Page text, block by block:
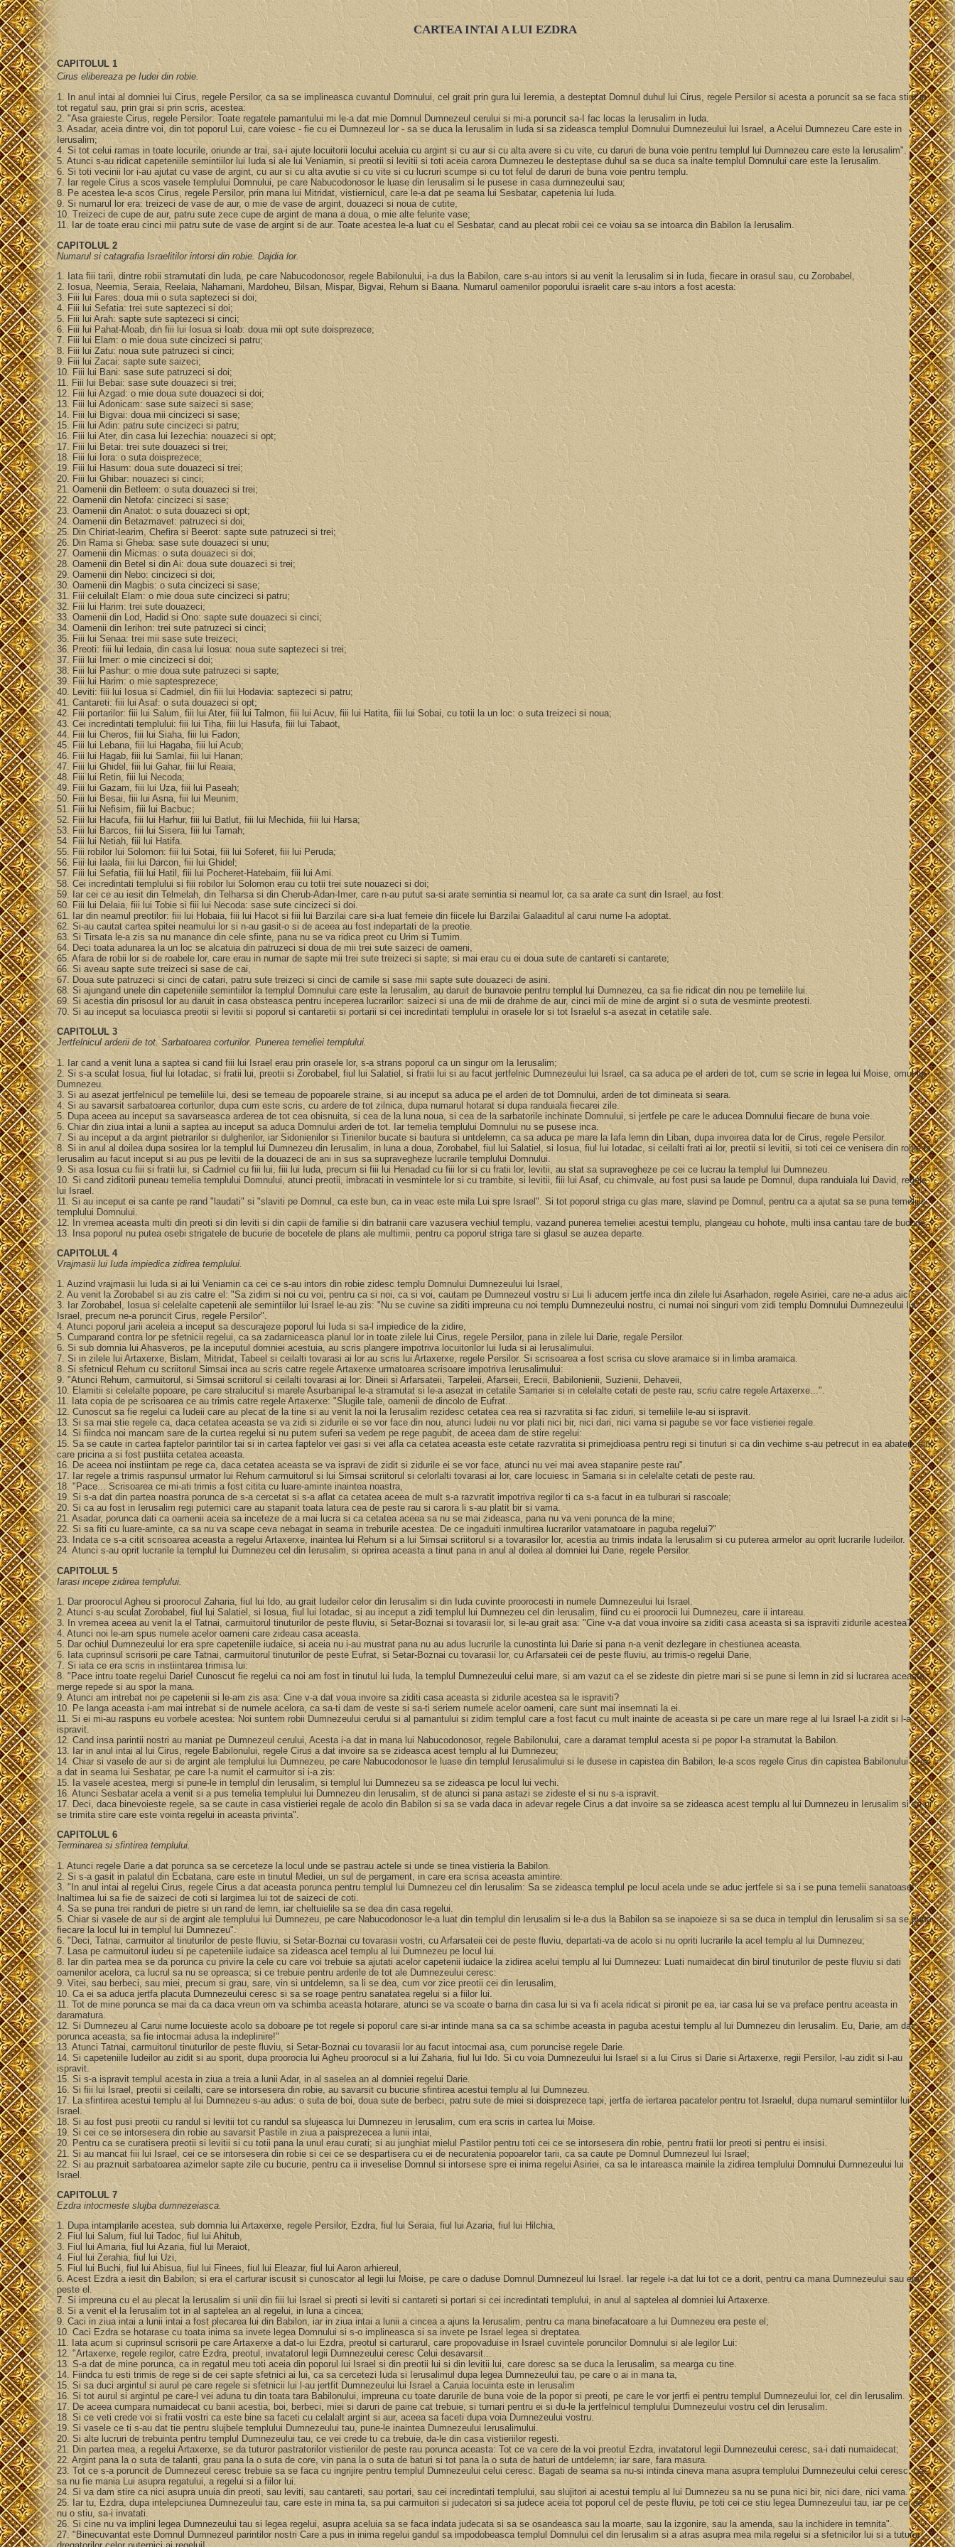
CARTEA INTAI A LUI EZDRA
CAPITOLUL 1
Cirus elibereaza pe Iudei din robie.
1. In anul intai al domniei lui Cirus, regele Persilor, ca sa se implineasca cuvantul Domnului, cel grait prin gura lui Ieremia, a desteptat Domnul duhul lui Cirus, regele Persilor si acesta a poruncit sa se faca stiut in
tot regatul sau, prin grai si prin scris, acestea:
2. "Asa graieste Cirus, regele Persilor: Toate regatele pamantului mi le-a dat mie Domnul Dumnezeul cerului si mi-a poruncit sa-I fac locas la Ierusalim in Iuda.
3. Asadar, aceia dintre voi, din tot poporul Lui, care voiesc - fie cu ei Dumnezeul lor - sa se duca la Ierusalim in Iuda si sa zideasca templul Domnului Dumnezeului lui Israel, a Acelui Dumnezeu Care este in
Ierusalim;
4. Si tot celui ramas in toate locurile, oriunde ar trai, sa-i ajute locuitorii locului aceluia cu argint si cu aur si cu alta avere si cu vite, cu daruri de buna voie pentru templul lui Dumnezeu care este la Ierusalim".
5. Atunci s-au ridicat capeteniile semintiilor lui Iuda si ale lui Veniamin, si preotii si levitii si toti aceia carora Dumnezeu le desteptase duhul sa se duca sa inalte templul Domnului care este la Ierusalim.
6. Si toti vecinii lor i-au ajutat cu vase de argint, cu aur si cu alta avutie si cu vite si cu lucruri scumpe si cu tot felul de daruri de buna voie pentru templu.
7. Iar regele Cirus a scos vasele templului Domnului, pe care Nabucodonosor le luase din Ierusalim si le pusese in casa dumnezeului sau;
8. Pe acestea le-a scos Cirus, regele Persilor, prin mana lui Mitridat, vistiernicul, care le-a dat pe seama lui Sesbatar, capetenia lui Iuda.
9. Si numarul lor era: treizeci de vase de aur, o mie de vase de argint, douazeci si noua de cutite,
10. Treizeci de cupe de aur, patru sute zece cupe de argint de mana a doua, o mie alte felurite vase;
11. Iar de toate erau cinci mii patru sute de vase de argint si de aur. Toate acestea le-a luat cu el Sesbatar, cand au plecat robii cei ce voiau sa se intoarca din Babilon la Ierusalim.
CAPITOLUL 2
Numarul si catagrafia Israelitilor intorsi din robie. Dajdia lor.
1. Iata fiii tarii, dintre robii stramutati din Iuda, pe care Nabucodonosor, regele Babilonului, i-a dus la Babilon, care s-au intors si au venit la Ierusalim si in Iuda, fiecare in orasul sau, cu Zorobabel,
2. Iosua, Neemia, Seraia, Reelaia, Nahamani, Mardoheu, Bilsan, Mispar, Bigvai, Rehum si Baana. Numarul oamenilor poporului israelit care s-au intors a fost acesta:
3. Fiii lui Fares: doua mii o suta saptezeci si doi;
4. Fiii lui Sefatia: trei sute saptezeci si doi;
5. Fiii lui Arah: sapte sute saptezeci si cinci;
6. Fiii lui Pahat-Moab, din fiii lui Iosua si Ioab: doua mii opt sute doisprezece;
7. Fiii lui Elam: o mie doua sute cincizeci si patru;
8. Fiii lui Zatu: noua sute patruzeci si cinci;
9. Fiii lui Zacai: sapte sute saizeci;
10. Fiii lui Bani: sase sute patruzeci si doi;
11. Fiii lui Bebai: sase sute douazeci si trei;
12. Fiii lui Azgad: o mie doua sute douazeci si doi;
13. Fiii lui Adonicam: sase sute saizeci si sase;
14. Fiii lui Bigvai: doua mii cincizeci si sase;
15. Fiii lui Adin: patru sute cincizeci si patru;
16. Fiii lui Ater, din casa lui Iezechia: nouazeci si opt;
17. Fiii lui Betai: trei sute douazeci si trei;
18. Fiii lui Iora: o suta doisprezece;
19. Fiii lui Hasum: doua sute douazeci si trei;
20. Fiii lui Ghibar: nouazeci si cinci;
21. Oamenii din Betleem: o suta douazeci si trei;
22. Oamenii din Netofa: cincizeci si sase;
23. Oamenii din Anatot: o suta douazeci si opt;
24. Oamenii din Betazmavet: patruzeci si doi;
25. Din Chiriat-Iearim, Chefira si Beerot: sapte sute patruzeci si trei;
26. Din Rama si Gheba: sase sute douazeci si unu;
27. Oamenii din Micmas: o suta douazeci si doi;
28. Oamenii din Betel si din Ai: doua sute douazeci si trei;
29. Oamenii din Nebo: cincizeci si doi;
30. Oamenii din Magbis: o suta cincizeci si sase;
31. Fiii celuilalt Elam: o mie doua sute cincizeci si patru;
32. Fiii lui Harim: trei sute douazeci;
33. Oamenii din Lod, Hadid si Ono: sapte sute douazeci si cinci;
34. Oamenii din Ierihon: trei sute patruzeci si cinci;
35. Fiii lui Senaa: trei mii sase sute treizeci;
36. Preoti: fiii lui Iedaia, din casa lui Iosua: noua sute saptezeci si trei;
37. Fiii lui Imer: o mie cincizeci si doi;
38. Fiii lui Pashur: o mie doua sute patruzeci si sapte;
39. Fiii lui Harim: o mie saptesprezece;
40. Leviti: fiii lui Iosua si Cadmiel, din fiii lui Hodavia: saptezeci si patru;
41. Cantareti: fiii lui Asaf: o suta douazeci si opt;
42. Fiii portarilor: fiii lui Salum, fiii lui Ater, fiii lui Talmon, fiii lui Acuv, fiii lui Hatita, fiii lui Sobai, cu totii la un loc: o suta treizeci si noua;
43. Cei incredintati templului: fiii lui Tiha, fiii lui Hasufa, fiii lui Tabaot,
44. Fiii lui Cheros, fiii lui Siaha, fiii lui Fadon;
45. Fiii lui Lebana, fiii lui Hagaba, fiii lui Acub;
46. Fiii lui Hagab, fiii lui Samlai, fiii lui Hanan;
47. Fiii lui Ghidel, fiii lui Gahar, fiii lui Reaia;
48. Fiii lui Retin, fiii lui Necoda;
49. Fiii lui Gazam, fiii lui Uza, fiii lui Paseah;
50. Fiii lui Besai, fiii lui Asna, fiii lui Meunim;
51. Fiii lui Nefisim, fiii lui Bacbuc;
52. Fiii lui Hacufa, fiii lui Harhur, fiii lui Batlut, fiii lui Mechida, fiii lui Harsa;
53. Fiii lui Barcos, fiii lui Sisera, fiii lui Tamah;
54. Fiii lui Netiah, fiii lui Hatifa.
55. Fiii robilor lui Solomon: fiii lui Sotai, fiii lui Soferet, fiii lui Peruda;
56. Fiii lui Iaala, fiii lui Darcon, fiii lui Ghidel;
57. Fiii lui Sefatia, fiii lui Hatil, fiii lui Pocheret-Hatebaim, fiii lui Ami.
58. Cei incredintati templului si fiii robilor lui Solomon erau cu totii trei sute nouazeci si doi;
59. Iar cei ce au iesit din Telmelah, din Telharsa si din Cherub-Adan-Imer, care n-au putut sa-si arate semintia si neamul lor, ca sa arate ca sunt din Israel, au fost:
60. Fiii lui Delaia, fiii lui Tobie si fiii lui Necoda: sase sute cincizeci si doi.
61. Iar din neamul preotilor: fiii lui Hobaia, fiii lui Hacot si fiii lui Barzilai care si-a luat femeie din fiicele lui Barzilai Galaaditul al carui nume l-a adoptat.
62. Si-au cautat cartea spitei neamului lor si n-au gasit-o si de aceea au fost indepartati de la preotie.
63. Si Tirsata le-a zis sa nu manance din cele sfinte, pana nu se va ridica preot cu Urim si Tumim.
64. Deci toata adunarea la un loc se alcatuia din patruzeci si doua de mii trei sute saizeci de oameni,
65. Afara de robii lor si de roabele lor, care erau in numar de sapte mii trei sute treizeci si sapte; si mai erau cu ei doua sute de cantareti si cantarete;
66. Si aveau sapte sute treizeci si sase de cai,
67. Doua sute patruzeci si cinci de catari, patru sute treizeci si cinci de camile si sase mii sapte sute douazeci de asini.
68. Si ajungand unele din capeteniile semintiilor la templul Domnului care este la Ierusalim, au daruit de bunavoie pentru templul lui Dumnezeu, ca sa fie ridicat din nou pe temeliile lui.
69. Si acestia din prisosul lor au daruit in casa obsteasca pentru inceperea lucrarilor: saizeci si una de mii de drahme de aur, cinci mii de mine de argint si o suta de vesminte preotesti.
70. Si au inceput sa locuiasca preotii si levitii si poporul si cantaretii si portarii si cei incredintati templului in orasele lor si tot Israelul s-a asezat in cetatile sale.
CAPITOLUL 3
Jertfelnicul arderii de tot. Sarbatoarea corturilor. Punerea temeliei templului.
1. Iar cand a venit luna a saptea si cand fiii lui Israel erau prin orasele lor, s-a strans poporul ca un singur om la Ierusalim;
2. Si s-a sculat Iosua, fiul lui Iotadac, si fratii lui, preotii si Zorobabel, fiul lui Salatiel, si fratii lui si au facut jertfelnic Dumnezeului lui Israel, ca sa aduca pe el arderi de tot, cum se scrie in legea lui Moise, omul lui
Dumnezeu.
3. Si au asezat jertfelnicul pe temeliile lui, desi se temeau de popoarele straine, si au inceput sa aduca pe el arderi de tot Domnului, arderi de tot dimineata si seara.
4. Si au savarsit sarbatoarea corturilor, dupa cum este scris, cu ardere de tot zilnica, dupa numarul hotarat si dupa randuiala fiecarei zile.
5. Dupa aceea au inceput sa savarseasca arderea de tot cea obisnuita, si cea de la luna noua, si cea de la sarbatorile inchinate Domnului, si jertfele pe care le aducea Domnului fiecare de buna voie.
6. Chiar din ziua intai a lunii a saptea au inceput sa aduca Domnului arderi de tot. Iar temelia templului Domnului nu se pusese inca.
7. Si au inceput a da argint pietrarilor si dulgherilor, iar Sidonienilor si Tirienilor bucate si bautura si untdelemn, ca sa aduca pe mare la Iafa lemn din Liban, dupa invoirea data lor de Cirus, regele Persilor.
8. Si in anul al doilea dupa sosirea lor la templul lui Dumnezeu din Ierusalim, in luna a doua, Zorobabel, fiul lui Salatiel, si Iosua, fiul lui Iotadac, si ceilalti frati ai lor, preotii si levitii, si toti cei ce venisera din robie la
Ierusalim au facut inceput si au pus pe levitii de la douazeci de ani in sus sa supravegheze lucrarile templului Domnului.
9. Si asa Iosua cu fiii si fratii lui, si Cadmiel cu fiii lui, fiii lui Iuda, precum si fiii lui Henadad cu fiii lor si cu fratii lor, levitii, au stat sa supravegheze pe cei ce lucrau la templul lui Dumnezeu.
10. Si cand ziditorii puneau temelia templului Domnului, atunci preotii, imbracati in vesmintele lor si cu trambite, si levitii, fiii lui Asaf, cu chimvale, au fost pusi sa laude pe Domnul, dupa randuiala lui David, regele
lui Israel.
11. Si au inceput ei sa cante pe rand "laudati" si "slaviti pe Domnul, ca este bun, ca in veac este mila Lui spre Israel". Si tot poporul striga cu glas mare, slavind pe Domnul, pentru ca a ajutat sa se puna temeliile
templului Domnului.
12. In vremea aceasta multi din preoti si din leviti si din capii de familie si din batranii care vazusera vechiul templu, vazand punerea temeliei acestui templu, plangeau cu hohote, multi insa cantau tare de bucurie;
13. Insa poporul nu putea osebi strigatele de bucurie de bocetele de plans ale multimii, pentru ca poporul striga tare si glasul se auzea departe.
CAPITOLUL 4
Vrajmasii lui Iuda impiedica zidirea templului.
1. Auzind vrajmasii lui Iuda si ai lui Veniamin ca cei ce s-au intors din robie zidesc templu Domnului Dumnezeului lui Israel,
2. Au venit la Zorobabel si au zis catre el: "Sa zidim si noi cu voi, pentru ca si noi, ca si voi, cautam pe Dumnezeul vostru si Lui Ii aducem jertfe inca din zilele lui Asarhadon, regele Asiriei, care ne-a adus aici".
3. Iar Zorobabel, Iosua si celelalte capetenii ale semintiilor lui Israel le-au zis: "Nu se cuvine sa ziditi impreuna cu noi templu Dumnezeului nostru, ci numai noi singuri vom zidi templu Domnului Dumnezeului lui
Israel, precum ne-a poruncit Cirus, regele Persilor".
4. Atunci poporul jarii aceleia a inceput sa descurajeze poporul lui Iuda si sa-l impiedice de la zidire,
5. Cumparand contra lor pe sfetnicii regelui, ca sa zadarniceasca planul lor in toate zilele lui Cirus, regele Persilor, pana in zilele lui Darie, regale Persilor.
6. Si sub domnia lui Ahasveros, pe la inceputul domniei acestuia, au scris plangere impotriva locuitorilor lui Iuda si ai Ierusalimului.
7. Si in zilele lui Artaxerxe, Bislam, Mitridat, Tabeel si ceilalti tovarasi ai lor au scris lui Artaxerxe, regele Persilor. Si scrisoarea a fost scrisa cu slove aramaice si in limba aramaica.
8. Si sfetnicul Rehum cu scriitorul Simsai inca au scris catre regele Artaxerxe urmatoarea scrisoare impotriva Ierusalimului:
9. "Atunci Rehum, carmuitorul, si Simsai scriitorul si ceilalti tovarasi ai lor: Dineii si Arfarsateii, Tarpeleii, Afarseii, Erecii, Babilonienii, Suzienii, Dehaveii,
10. Elamitii si celelalte popoare, pe care stralucitul si marele Asurbanipal le-a stramutat si le-a asezat in cetatile Samariei si in celelalte cetati de peste rau, scriu catre regele Artaxerxe...".
11. Iata copia de pe scrisoarea ce au trimis catre regele Artaxerxe: "Slugile tale, oamenii de dincolo de Eufrat...
12. Cunoscut sa fie regelui ca Iudeii care au plecat de la tine si au venit la noi la Ierusalim rezidesc cetatea cea rea si razvratita si fac ziduri, si temeliile le-au si ispravit.
13. Si sa mai stie regele ca, daca cetatea aceasta se va zidi si zidurile ei se vor face din nou, atunci Iudeii nu vor plati nici bir, nici dari, nici vama si pagube se vor face vistieriei regale.
14. Si fiindca noi mancam sare de la curtea regelui si nu putem suferi sa vedem pe rege pagubit, de aceea dam de stire regelui:
15. Sa se caute in cartea faptelor parintilor tai si in cartea faptelor vei gasi si vei afla ca cetatea aceasta este cetate razvratita si primejdioasa pentru regi si tinuturi si ca din vechime s-au petrecut in ea abateri, din
care pricina a si fost pustiita cetatea aceasta.
16. De aceea noi instiintam pe rege ca, daca cetatea aceasta se va ispravi de zidit si zidurile ei se vor face, atunci nu vei mai avea stapanire peste rau".
17. Iar regele a trimis raspunsul urmator lui Rehum carmuitorul si lui Simsai scriitorul si celorlalti tovarasi ai lor, care locuiesc in Samaria si in celelalte cetati de peste rau.
18. "Pace... Scrisoarea ce mi-ati trimis a fost citita cu luare-aminte inaintea noastra,
19. Si s-a dat din partea noastra porunca de s-a cercetat si s-a aflat ca cetatea aceea de mult s-a razvratit impotriva regilor ti ca s-a facut in ea tulburari si rascoale;
20. Si ca au fost in Ierusalim regi puternici care au stapanit toata latura cea de peste rau si carora li s-au platit bir si vama.
21. Asadar, porunca dati ca oamenii aceia sa inceteze de a mai lucra si ca cetatea aceea sa nu se mai zideasca, pana nu va veni porunca de la mine;
22. Si sa fiti cu luare-aminte, ca sa nu va scape ceva nebagat in seama in treburile acestea. De ce ingaduiti inmultirea lucrarilor vatamatoare in paguba regelui?"
23. Indata ce s-a citit scrisoarea aceasta a regelui Artaxerxe, inaintea lui Rehum si a lui Simsai scriitorul si a tovarasilor lor, acestia au trimis indata la Ierusalim si cu puterea armelor au oprit lucrarile Iudeilor.
24. Atunci s-au oprit lucrarile la templul lui Dumnezeu cel din Ierusalim, si oprirea aceasta a tinut pana in anul al doilea al domniei lui Darie, regele Persilor.
CAPITOLUL 5
Iarasi incepe zidirea templului.
1. Dar proorocul Agheu si proorocul Zaharia, fiul lui Ido, au grait Iudeilor celor din Ierusalim si din Iuda cuvinte proorocesti in numele Dumnezeului lui Israel.
2. Atunci s-au sculat Zorobabel, fiul lui Salatiel, si Iosua, fiul lui Iotadac, si au inceput a zidi templul lui Dumnezeu cel din Ierusalim, fiind cu ei proorocii lui Dumnezeu, care ii intareau.
3. In vremea aceea au venit la el Tatnai, carmuitorul tinuturilor de peste fluviu, si Setar-Boznai si tovarasii lor, si le-au grait asa: "Cine v-a dat voua invoire sa ziditi casa aceasta si sa ispraviti zidurile acestea?"
4. Atunci noi le-am spus numele acelor oameni care zideau casa aceasta.
5. Dar ochiul Dumnezeului lor era spre capeteniile iudaice, si aceia nu i-au mustrat pana nu au adus lucrurile la cunostinta lui Darie si pana n-a venit dezlegare in chestiunea aceasta.
6. Iata cuprinsul scrisorii pe care Tatnai, carmuitorul tinuturilor de peste Eufrat, si Setar-Boznai cu tovarasii lor, cu Arfarsateii cei de peste fluviu, au trimis-o regelui Darie,
7. Si iata ce era scris in instiintarea trimisa lui:
8. "Pace intru toate regelui Darie! Cunoscut fie regelui ca noi am fost in tinutul lui Iuda, la templul Dumnezeului celui mare, si am vazut ca el se zideste din pietre mari si se pune si lemn in zid si lucrarea aceasta
merge repede si au spor la mana.
9. Atunci am intrebat noi pe capetenii si le-am zis asa: Cine v-a dat voua invoire sa ziditi casa aceasta si zidurile acestea sa le ispraviti?
10. Pe langa aceasta i-am mai intrebat si de numele acelora, ca sa-ti dam de veste si sa-ti seriem numele acelor oameni, care sunt mai insemnati la ei.
11. Si ei mi-au raspuns eu vorbele acestea: Noi suntem robii Dumnezeului cerului si al pamantului si zidim templul care a fost facut cu mult inainte de aceasta si pe care un mare rege al lui Israel l-a zidit si l-a
ispravit.
12. Cand insa parintii nostri au maniat pe Dumnezeul cerului, Acesta i-a dat in mana lui Nabucodonosor, regele Babilonului, care a daramat templul acesta si pe popor l-a stramutat la Babilon.
13. Iar in anul intai al lui Cirus, regele Babilonului, regele Cirus a dat invoire sa se zideasca acest templu al lui Dumnezeu;
14. Chiar si vasele de aur si de argint ale templului lui Dumnezeu, pe care Nabucodonosor le luase din templul Ierusalimului si le dusese in capistea din Babilon, le-a scos regele Cirus din capistea Babilonului si le-
a dat in seama lui Sesbatar, pe care l-a numit el carmuitor si i-a zis:
15. Ia vasele acestea, mergi si pune-le in templul din Ierusalim, si templul lui Dumnezeu sa se zideasca pe locul lui vechi.
16. Atunci Sesbatar acela a venit si a pus temelia templului lui Dumnezeu din Ierusalim, st de atunci si pana astazi se zideste el si nu s-a ispravit.
17. Deci, daca binevoieste regele, sa se caute in casa vistieriei regale de acolo din Babilon si sa se vada daca in adevar regele Cirus a dat invoire sa se zideasca acest templu al lui Dumnezeu in Ierusalim si sa ni
se trimita stire care este vointa regelui in aceasta privinta".
CAPITOLUL 6
Terminarea si sfintirea templului.
1. Atunci regele Darie a dat porunca sa se cerceteze la locul unde se pastrau actele si unde se tinea vistieria la Babilon.
2. Si s-a gasit in palatul din Ecbatana, care este in tinutul Mediei, un sul de pergament, in care era scrisa aceasta amintire:
3. "In anul intai al regelui Cirus, regele Cirus a dat aceasta porunca pentru templul lui Dumnezeu cel din Ierusalim: Sa se zideasca templul pe locul acela unde se aduc jertfele si sa i se puna temelii sanatoase!
Inaltimea lui sa fie de saizeci de coti si largimea lui tot de saizeci de coti.
4. Sa se puna trei randuri de pietre si un rand de lemn, iar cheltuielile sa se dea din casa regelui.
5. Chiar si vasele de aur si de argint ale templului lui Dumnezeu, pe care Nabucodonosor le-a luat din templul din Ierusalim si le-a dus la Babilon sa se inapoieze si sa se duca in templul din Ierusalim si sa se puna
fiecare la locul lui in templul lui Dumnezeu".
6. "Deci, Tatnai, carmuitor al tinuturilor de peste fluviu, si Setar-Boznai cu tovarasii vostri, cu Arfarsateii cei de peste fluviu, departati-va de acolo si nu opriti lucrarile la acel templu al lui Dumnezeu;
7. Lasa pe carmuitorul iudeu si pe capeteniile iudaice sa zideasca acel templu al lui Dumnezeu pe locul lui.
8. Iar din partea mea se da porunca cu privire la cele cu care voi trebuie sa ajutati acelor capetenii iudaice la zidirea acelui templu al lui Dumnezeu: Luati numaidecat din birul tinuturilor de peste fluviu si dati
oamenilor acelora, ca lucrul sa nu se opreasca; si ce trebuie pentru arderile de tot ale Dumnezeului ceresc:
9. Vitei, sau berbeci, sau miei, precum si grau, sare, vin si untdelemn, sa li se dea, cum vor zice preotii cei din Ierusalim,
10. Ca ei sa aduca jertfa placuta Dumnezeului ceresc si sa se roage pentru sanatatea regelui si a fiilor lui.
11. Tot de mine porunca se mai da ca daca vreun om va schimba aceasta hotarare, atunci se va scoate o barna din casa lui si va fi acela ridicat si pironit pe ea, iar casa lui se va preface pentru aceasta in
daramatura.
12. Si Dumnezeu al Carui nume locuieste acolo sa doboare pe tot regele si poporul care si-ar intinde mana sa ca sa schimbe aceasta in paguba acestui templu al lui Dumnezeu din Ierusalim. Eu, Darie, am dat
porunca aceasta; sa fie intocmai adusa la indeplinire!"
13. Atunci Tatnai, carmuitorul tinuturilor de peste fluviu, si Setar-Boznai cu tovarasii lor au facut intocmai asa, cum poruncise regele Darie.
14. Si capeteniile Iudeilor au zidit si au sporit, dupa proorocia lui Agheu proorocul si a lui Zaharia, fiul lui Ido. Si cu voia Dumnezeului lui Israel si a lui Cirus si Darie si Artaxerxe, regii Persilor, l-au zidit si l-au
ispravit.
15. Si s-a ispravit templul acesta in ziua a treia a lunii Adar, in al saselea an al domniei regelui Darie.
16. Si fiii lui Israel, preotii si ceilalti, care se intorsesera din robie, au savarsit cu bucurie sfintirea acestui templu al lui Dumnezeu.
17. La sfintirea acestui templu al lui Dumnezeu s-au adus: o suta de boi, doua sute de berbeci, patru sute de miei si doisprezece tapi, jertfa de iertarea pacatelor pentru tot Israelul, dupa numarul semintiilor lui
Israel.
18. Si au fost pusi preotii cu randul si levitii tot cu randul sa slujeasca lui Dumnezeu in Ierusalim, cum era scris in cartea lui Moise.
19. Si cei ce se intorsesera din robie au savarsit Pastile in ziua a paisprezecea a lunii intai,
20. Pentru ca se curatisera preotii si levitii si cu totii pana la unul erau curati; si au junghiat mielul Pastilor pentru toti cei ce se intorsesera din robie, pentru fratii lor preoti si pentru ei insisi.
21. Si au mancat fiii lui Israel, cei ce se intorsesera din robie si cei ce se despartisera cu ei de necuratenia popoarelor tarii, ca sa caute pe Domnul Dumnezeul lui Israel;
22. Si au praznuit sarbatoarea azimelor sapte zile cu bucurie, pentru ca ii inveselise Domnul si intorsese spre ei inima regelui Asiriei, ca sa le intareasca mainile la zidirea templului Domnului Dumnezeului lui
Israel.
CAPITOLUL 7
Ezdra intocmeste slujba dumnezeiasca.
1. Dupa intamplarile acestea, sub domnia lui Artaxerxe, regele Persilor, Ezdra, fiul lui Seraia, fiul lui Azaria, fiul lui Hilchia,
2. Fiul lui Salum, fiul lui Tadoc, fiul lui Ahitub,
3. Fiul lui Amaria, fiul lui Azaria, fiul lui Meraiot,
4. Fiul lui Zerahia, fiul lui Uzi,
5. Fiul lui Buchi, fiul lui Abisua, fiul lui Finees, fiul lui Eleazar, fiul lui Aaron arhiereul,
6. Acest Ezdra a iesit din Babilon; si era el carturar iscusit si cunoscator al legii lui Moise, pe care o daduse Domnul Dumnezeul lui Israel. Iar regele i-a dat lui tot ce a dorit, pentru ca mana Dumnezeului sau era
peste el.
7. Si impreuna cu el au plecat la Ierusalim si unii din fiii lui Israel si preoti si leviti si cantareti si portari si cei incredintati templului, in anul al saptelea al domniei lui Artaxerxe.
8. Si a venit el la Ierusalim tot in al saptelea an al regelui, in luna a cincea;
9. Caci in ziua intai a lunii intai a fost plecarea lui din Babilon, iar in ziua intai a lunii a cincea a ajuns la Ierusalim, pentru ca mana binefacatoare a lui Dumnezeu era peste el;
10. Caci Ezdra se hotarase cu toata inima sa invete legea Domnului si s-o implineasca si sa invete pe Israel legea si dreptatea.
11. Iata acum si cuprinsul scrisorii pe care Artaxerxe a dat-o lui Ezdra, preotul si carturarul, care propovaduise in Israel cuvintele poruncilor Domnului si ale legilor Lui:
12. "Artaxerxe, regele regilor, catre Ezdra, preotul, invatatorul legii Dumnezeului ceresc Celui desavarsit...
13. S-a dat de mine porunca, ca in regatul meu toti aceia din poporul lui Israel si din preotii lui si din levitii lui, care doresc sa se duca la Ierusalim, sa mearga cu tine.
14. Fiindca tu esti trimis de rege si de cei sapte sfetnici ai lui, ca sa cercetezi Iuda si Ierusalimul dupa legea Dumnezeului tau, pe care o ai in mana ta,
15. Si sa duci argintul si aurul pe care regele si sfetnicii lui l-au jertfit Dumnezeului lui Israel a Caruia locuinta este in Ierusalim
16. Si tot aurul si argintul pe care-l vei aduna tu din toata tara Babilonului, impreuna cu toate darurile de buna voie de la popor si preoti, pe care le vor jertfi ei pentru templul Dumnezeului lor, cel din Ierusalim.
17. De aceea cumpara numaidecat cu banii acestia, boi, berbeci, miei si daruri de paine cat trebuie, si turnari pentru ei si du-le la jertfelnicul templului Dumnezeului vostru cel din Ierusalim.
18. Si ce veti crede voi si fratii vostri ca este bine sa faceti cu celalalt argint si aur, aceea sa faceti dupa voia Dumnezeului vostru.
19. Si vasele ce ti s-au dat tie pentru slujbele templului Dumnezeului tau, pune-le inaintea Dumnezeului Ierusalimului.
20. Si alte lucruri de trebuinta pentru templul Dumnezeului tau, ce vei crede tu ca trebuie, da-le din casa vistieriilor regesti.
21. Din partea mea, a regelui Artaxerxe, se da tuturor pastratorilor vistieriilor de peste rau porunca aceasta: Tot ce va cere de la voi preotul Ezdra, invatatorul legii Dumnezeului ceresc, sa-i dati numaidecat;
22. Argint pana la o suta de talanti, grau pana la o suta de core, vin pana la o suta de baturi si tot pana la o suta de baturi de untdelemn; iar sare, fara masura.
23. Tot ce s-a poruncit de Dumnezeul ceresc trebuie sa se faca cu ingrijire pentru templul Dumnezeului celui ceresc. Bagati de seama sa nu-si intinda cineva mana asupra templului Dumnezeului celui ceresc, ca
sa nu fie mania Lui asupra regatului, a regelui si a fiilor lui.
24. Si va dam stire ca nici asupra unuia din preoti, sau leviti, sau cantareti, sau portari, sau cei incredintati templului, sau slujitori ai acestui templu al lui Dumnezeu sa nu se puna nici bir, nici dare, nici vama.
25. Iar tu, Ezdra, dupa intelepciunea Dumnezeului tau, care este in mina ta, sa pui carmuitori si judecatori si sa judece aceia tot poporul cel de peste fluviu, pe toti cei ce stiu legea Dumnezeului tau, iar pe cei ce
nu o stiu, sa-i invatati.
26. Si cine nu va implini legea Dumnezeului tau si legea regelui, asupra aceluia sa se faca indata judecata si sa se osandeasca sau la moarte, sau la izgonire, sau la amenda, sau la inchidere in temnita".
27. "Binecuvantat este Domnul Dumnezeul parintilor nostri Care a pus in inima regelui gandul sa impodobeasca templul Domnului cel din Ierusalim si a atras asupra mea mila regelui si a sfetnicilor lui si a tuturor